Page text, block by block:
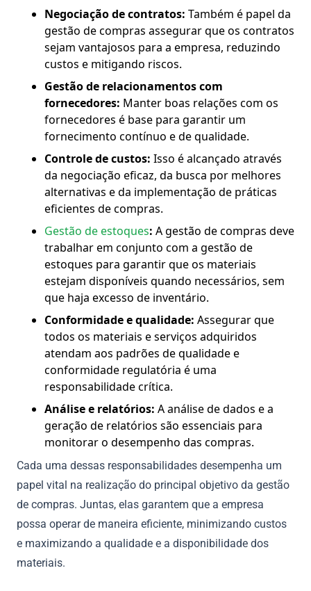
Negociação de contratos: Também é papel da
gestão de compras assegurar que os contratos
sejam vantajosos para a empresa, reduzindo
custos e mitigando riscos.
Gestão de relacionamentos com
fornecedores: Manter boas relações com os
fornecedores é base para garantir um
fornecimento contínuo e de qualidade.
Controle de custos: Isso é alcançado através
da negociação eficaz, da busca por melhores
alternativas e da implementação de práticas
eficientes de compras.
Gestão de estoques: A gestão de compras deve
trabalhar em conjunto com a gestão de
estoques para garantir que os materiais
estejam disponíveis quando necessários, sem
que haja excesso de inventário.
Conformidade e qualidade: Assegurar que
todos os materiais e serviços adquiridos
atendam aos padrões de qualidade e
conformidade regulatória é uma
responsabilidade crítica.
Análise e relatórios: A análise de dados e a
geração de relatórios são essenciais para
monitorar o desempenho das compras.
Cada uma dessas responsabilidades desempenha um
papel vital na realização do principal objetivo da gestão
de compras. Juntas, elas garantem que a empresa
possa operar de maneira eficiente, minimizando custos
e maximizando a qualidade e a disponibilidade dos
materiais.